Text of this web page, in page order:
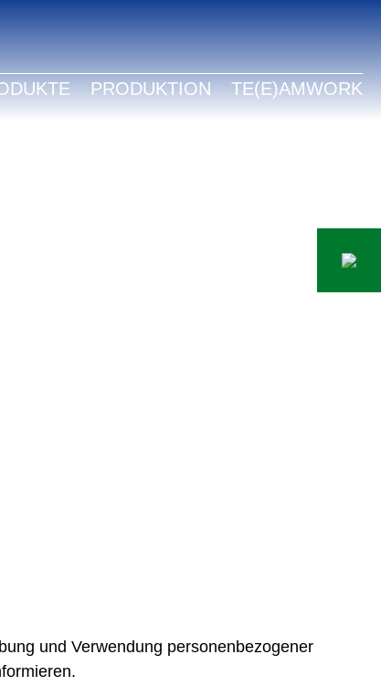
PRODUKTION TE(E)AMWORK
und Verwendung personenbezogener